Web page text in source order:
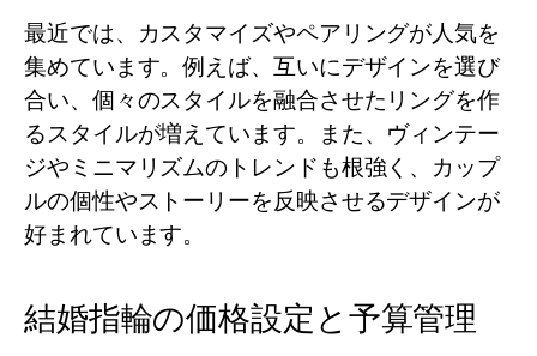
最近では、カスタマイズやペアリングが人気を
集めています。例えば、互いにデザインを選び
合い、個々のスタイルを融合させたリングを作
るスタイルが増えています。また、ヴィンテー
ジやミニマリズムのトレンドも根強く、カップ
ルの個性やストーリーを反映させるデザインが
好まれています。
結婚指輪の価格設定と予算管理